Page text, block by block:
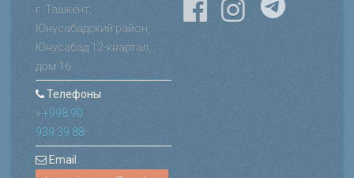
г. Ташкент,
Юнусабадский район,
Юнусабад 12-квартал,
дом 16
Телефоны
»+998 90
939 39 88
Email